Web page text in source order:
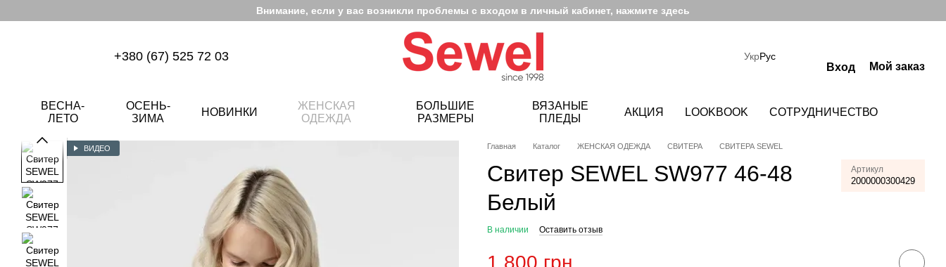
Внимание, если у вас возникли проблемы с входом в личный кабинет, нажмите здесь
+380 (67) 525 72 03 УкрРус
Вход Мой заказ
ВЕСНА-
ЛЕТО
ОСЕНЬ-
ЗИМА
НОВИНКИ
ЖЕНСКАЯ
ОДЕЖДА
БОЛЬШИЕ
РАЗМЕРЫ
ВЯЗАНЫЕ
ПЛЕДЫ
АКЦИЯ LOOKBOOK СОТРУДНИЧЕСТВО
ВИДЕО Главная Каталог ЖЕНСКАЯ ОДЕЖДА СВИТЕРА СВИТЕРА SEWEL
Свитер SEWEL SW977 46-48
Белый
Артикул
2000000300429
В наличии Оставить отзыв
1 800 грн